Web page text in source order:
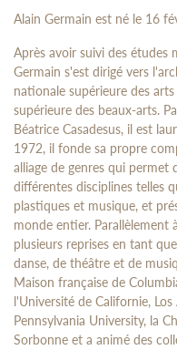
Alain Germain est né le 16
Après avoir suivi des études
Germain s'est dirigé vers
nationale supérieure des
supérieure des beaux-arts.
Béatrice Casadesus, il est
1972, il fonde sa propre
alliage de genres qui
différentes disciplines telles
plastiques et musique, et
monde entier. Parallèlement
plusieurs reprises en tant
danse, de théâtre et de
Maison française de
l'Université de Californie,
Pennsylvania University, la
Sorbonne et a animé des